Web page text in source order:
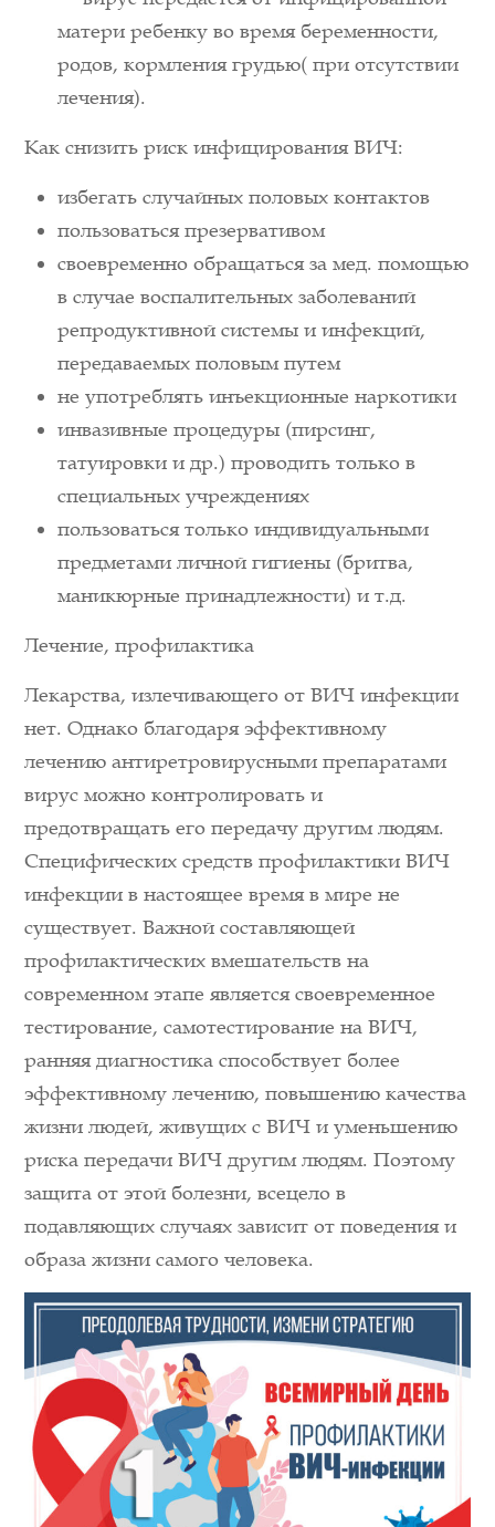
матери ребенку во время беременности,
родов, кормления грудью( при отсутствии
лечения).
Как снизить риск инфицирования ВИЧ:
избегать случайных половых контактов
пользоваться презервативом
своевременно обращаться за мед. помощью
в случае воспалительных заболеваний
репродуктивной системы и инфекций,
передаваемых половым путем
не употреблять инъекционные наркотики
инвазивные процедуры (пирсинг,
татуировки и др.) проводить только в
специальных учреждениях
пользоваться только индивидуальными
предметами личной гигиены (бритва,
маникюрные принадлежности) и т.д.
Лечение, профилактика
Лекарства, излечивающего от ВИЧ инфекции
нет. Однако благодаря эффективному
лечению антиретровирусными препаратами
вирус можно контролировать и
предотвращать его передачу другим людям.
Специфических средств профилактики ВИЧ
инфекции в настоящее время в мире не
существует. Важной составляющей
профилактических вмешательств на
современном этапе является своевременное
тестирование, самотестирование на ВИЧ,
ранняя диагностика способствует более
эффективному лечению, повышению качества
жизни людей, живущих с ВИЧ и уменьшению
риска передачи ВИЧ другим людям. Поэтому
защита от этой болезни, всецело в
подавляющих случаях зависит от поведения и
образа жизни самого человека.